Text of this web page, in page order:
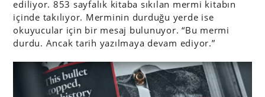
ediliyor. 853 sayfalık kitaba sıkılan mermi kitabın
içinde takılıyor. Merminin durduğu yerde ise
okuyucular için bir mesaj bulunuyor. “Bu mermi
durdu. Ancak tarih yazılmaya devam ediyor.”